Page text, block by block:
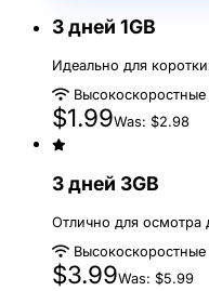
3 дней 1GB
Идеально для
Высокоскоростные
$1.99Was: $2.98
3 дней 3GB
Отлично для осмотра
Высокоскоростные
$3.99Was: $5.99